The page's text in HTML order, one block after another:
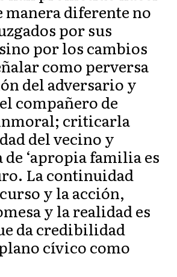
manera diferente no
por sus
por los cambios
como perversa
del adversario y
compañero de
criticarla
del vecino y
‘apropia familia es
La continuidad
y la acción,
y la realidad es
da credibilidad
cívico como